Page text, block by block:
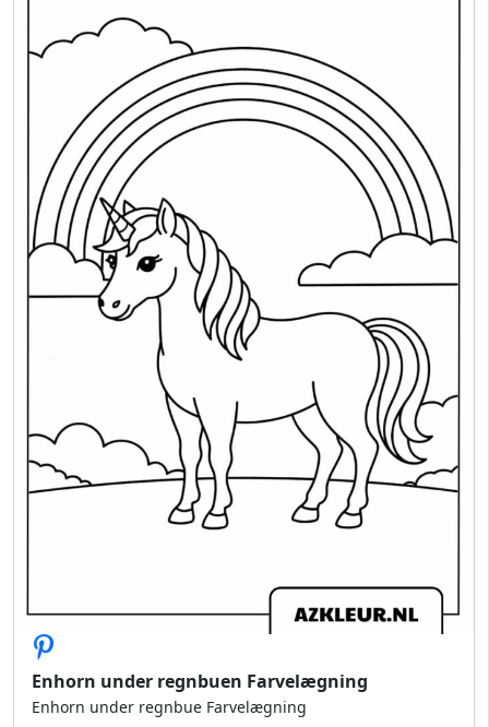
Enhorn under regnbuen Farvelægning
Enhorn under regnbue Farvelægning